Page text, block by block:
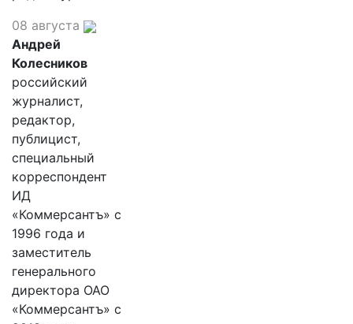
08 августа
Андрей
Колесников
российский
журналист,
редактор,
публицист,
специальный
корреспондент
ИД
«Коммерсантъ» с
1996 года и
заместитель
генерального
директора ОАО
«Коммерсантъ» с